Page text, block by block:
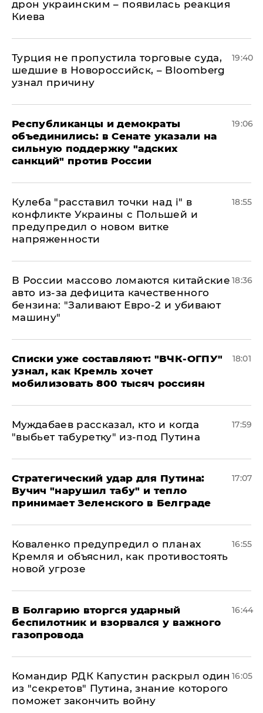
дрон украинским – появилась реакция
Киева
Турция не пропустила торговые суда,
шедшие в Новороссийск, – Bloomberg
узнал причину
19:40
Республиканцы и демократы
объединились: в Сенате указали на
сильную поддержку "адских
санкций" против России
19:06
Кулеба "расставил точки над і" в
конфликте Украины с Польшей и
предупредил о новом витке
напряженности
18:55
В России массово ломаются китайские
авто из-за дефицита качественного
бензина: "Заливают Евро-2 и убивают
машину"
18:36
Списки уже составляют: "ВЧК-ОГПУ"
узнал, как Кремль хочет
мобилизовать 800 тысяч россиян
18:01
Муждабаев рассказал, кто и когда
"выбьет табуретку" из-под Путина
17:59
Стратегический удар для Путина:
Вучич "нарушил табу" и тепло
принимает Зеленского в Белграде
17:07
Коваленко предупредил о планах
Кремля и объяснил, как противостоять
новой угрозе
16:55
В Болгарию вторгся ударный
беспилотник и взорвался у важного
газопровода
16:44
Командир РДК Капустин раскрыл один
из "секретов" Путина, знание которого
поможет закончить войну
16:05